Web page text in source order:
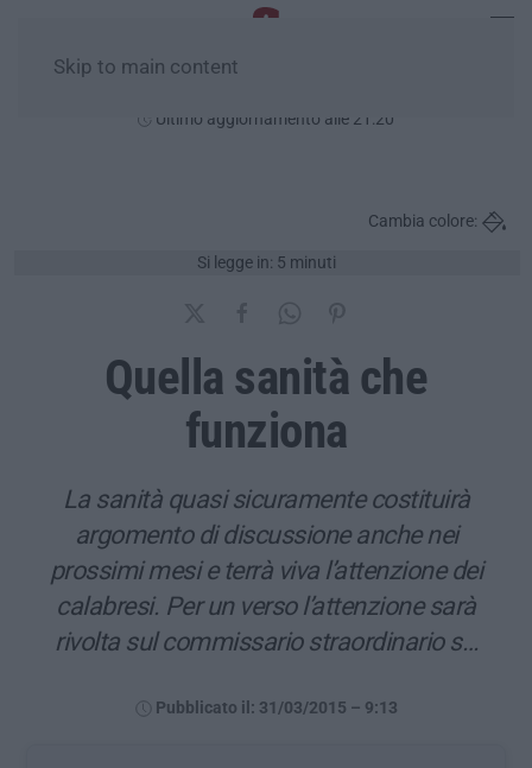
Skip to main content
Ultimo aggiornamento alle 21:20
Si legge in: 5 minuti
Cambia colore:
Quella sanità che
funziona
La sanità quasi sicuramente costituirà
argomento di discussione anche nei
prossimi mesi e terrà viva l’attenzione dei
calabresi. Per un verso l’attenzione sarà
rivolta sul commissario straordinario s…
Pubblicato il: 31/03/2015 – 9:13